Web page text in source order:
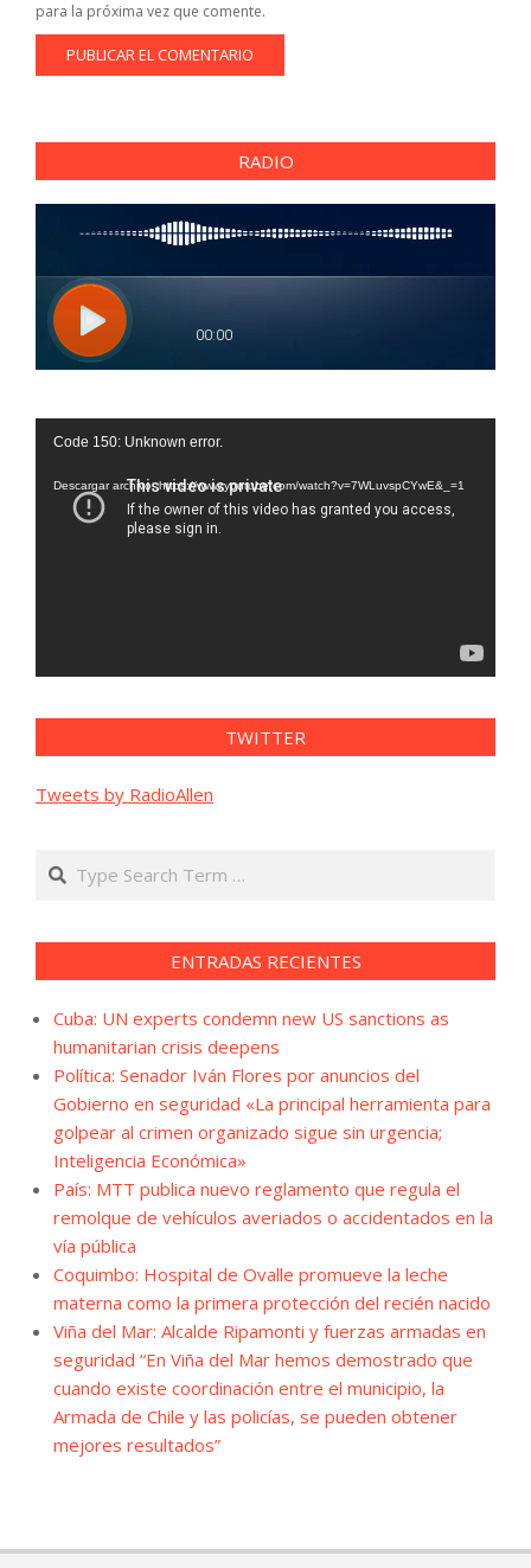
para la próxima vez que comente.
RADIO
Reproductor
vídeo
Code 150: Unknown error.
Descargar archivo: https://www.youtube.com/watch?v=7WLuvspCYwE&_=1
TWITTER
Tweets by RadioAllen
Search
ENTRADAS RECIENTES
Cuba: UN experts condemn new US sanctions as
humanitarian crisis deepens
Política: Senador Iván Flores por anuncios del
Gobierno en seguridad «La principal herramienta para
golpear al crimen organizado sigue sin urgencia;
Inteligencia Económica»
País: MTT publica nuevo reglamento que regula el
remolque de vehículos averiados o accidentados en la
vía pública
Coquimbo: Hospital de Ovalle promueve la leche
materna como la primera protección del recién nacido
Viña del Mar: Alcalde Ripamonti y fuerzas armadas en
seguridad “En Viña del Mar hemos demostrado que
cuando existe coordinación entre el municipio, la
Armada de Chile y las policías, se pueden obtener
mejores resultados”